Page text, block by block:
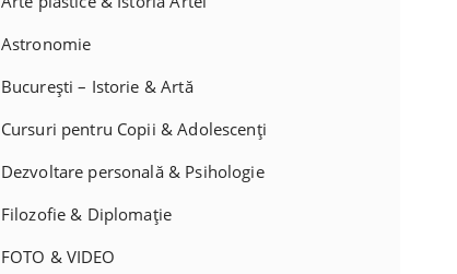
Astronomie
București – Istorie & Artă
Cursuri pentru Copii & Adolescenți
Dezvoltare personală & Psihologie
Filozofie & Diplomație
FOTO & VIDEO